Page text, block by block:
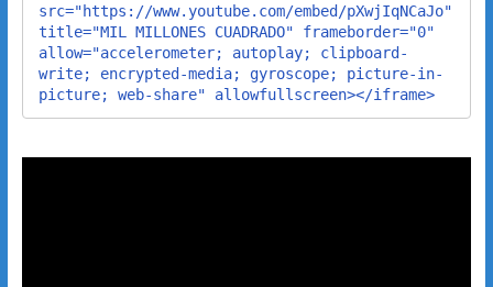
src="https://www.youtube.com/embed/pXwjIqNCaJo"
title="MIL MILLONES CUADRADO" frameborder="0"
allow="accelerometer; autoplay; clipboard-
write; encrypted-media; gyroscope; picture-in-
picture; web-share" allowfullscreen></iframe>